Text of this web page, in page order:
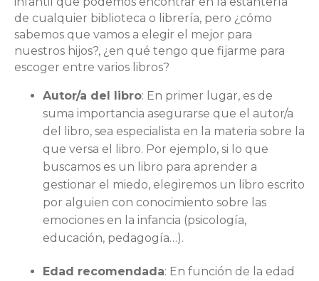
de cualquier biblioteca o librería, pero ¿cómo
sabemos que vamos a elegir el mejor para
nuestros hijos?, ¿en qué tengo que fijarme para
escoger entre varios libros?
Autor/a del libro: En primer lugar, es de
suma importancia asegurarse que el autor/a
del libro, sea especialista en la materia sobre la
que versa el libro. Por ejemplo, si lo que
buscamos es un libro para aprender a
gestionar el miedo, elegiremos un libro escrito
por alguien con conocimiento sobre las
emociones en la infancia (psicología,
educación, pedagogía…).
Edad recomendada: En función de la edad